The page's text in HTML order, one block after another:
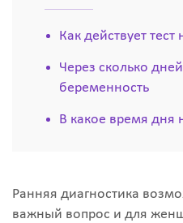
Как действует
Через сколько
беременность
В какое время дня
Ранняя диагностика
важный вопрос и для